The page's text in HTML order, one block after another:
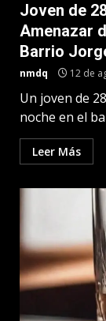
Joven de
Amenazar
Barrio
nmdq 12 de
Un joven de
noche en el
Leer Más